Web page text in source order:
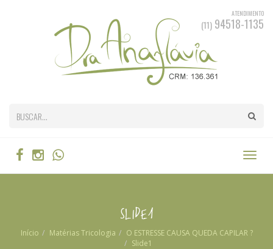
ATENDIMENTO
(11) 94518-1135
Slide1
Início Matérias Tricologia
O ESTRESSE CAUSA QUEDA CAPILAR ?
Slide1